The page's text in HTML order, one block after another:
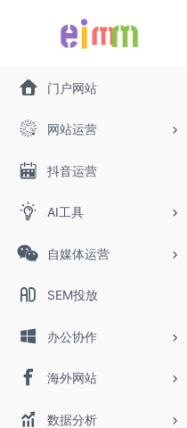
门户网站
网站运营
抖音运营
AI工具
自媒体运营
SEM投放
办公协作
海外网站
数据分析